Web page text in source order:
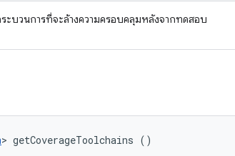
ะบวนการที่จะล้างความครอบคลุมหลังจากทดสอบ
> getCoverageToolchains ()